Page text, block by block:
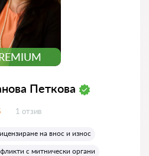
Петкова
Отзиви:
1 отзив
на внос и износ
с митнически органи